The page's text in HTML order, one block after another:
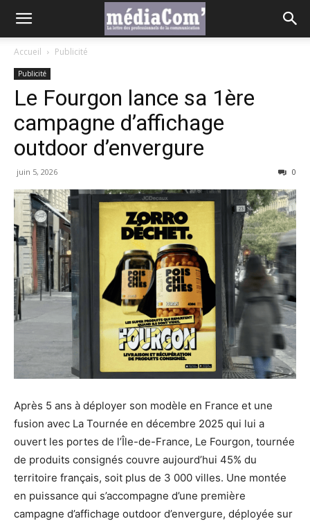
Accueil Publicité
Publicité
Le Fourgon lance sa 1ère
campagne d’affichage
outdoor d’envergure
juin 5, 2026 0
Après 5 ans à déployer son modèle en France et une
fusion avec La Tournée en décembre 2025 qui lui a
ouvert les portes de l’Île-de-France, Le Fourgon, tournée
de produits consignés couvre aujourd’hui 45% du
territoire français, soit plus de 3 000 villes. Une montée
en puissance qui s’accompagne d’une première
campagne d’affichage outdoor d’envergure, déployée sur